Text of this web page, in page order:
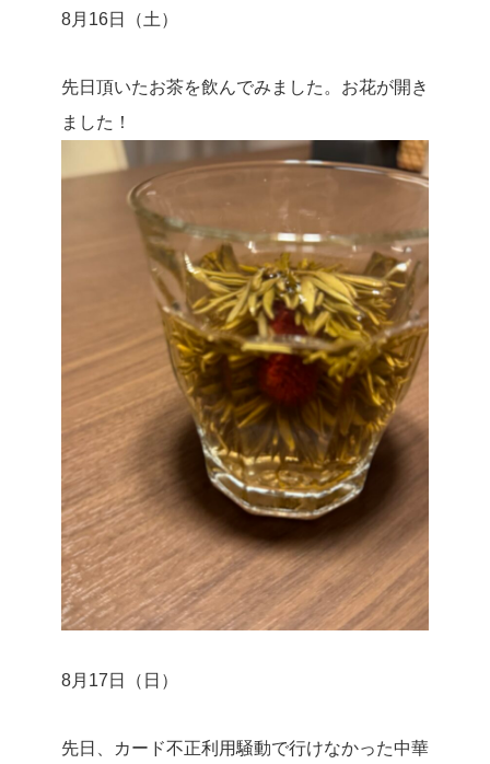
8月16日（土）
先日頂いたお茶を飲んでみました。お花が開き
ました！
8月17日（日）
先日、カード不正利用騒動で行けなかった中華